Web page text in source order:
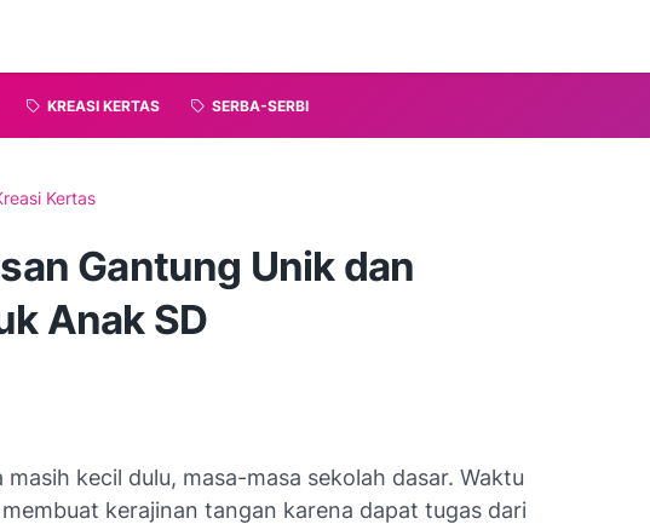
KREASI KERTAS SERBA-SERBI
Kertas
Gantung Unik dan
Anak SD
kecil dulu, masa-masa sekolah dasar. Waktu
kerajinan tangan karena dapat tugas dari